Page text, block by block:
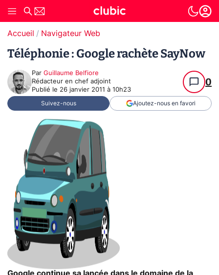
Accueil Navigateur Web
Téléphonie : Google rachète SayNow
Par Guillaume Belfiore
Rédacteur en chef adjoint
Publié le 26 janvier 2011 à 10h23
0
Suivez-nous Ajoutez-nous en favori
Google continue sa lancée dans le domaine de la